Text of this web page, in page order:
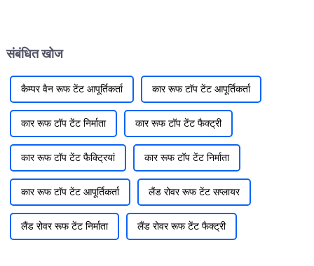
संबंधित खोज
कैम्पर वैन रूफ टेंट आपूर्तिकर्ता कार रूफ टॉप टेंट आपूर्तिकर्ता
कार रूफ टॉप टेंट निर्माता कार रूफ टॉप टेंट फैक्ट्री
कार रूफ टॉप टेंट फैक्ट्रियां कार रूफ टॉप टेंट निर्माता
कार रूफ टॉप टेंट आपूर्तिकर्ता लैंड रोवर रूफ टेंट सप्लायर
लैंड रोवर रूफ टेंट निर्माता लैंड रोवर रूफ टेंट फैक्ट्री